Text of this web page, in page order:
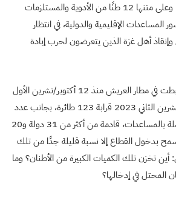
الماضي، قادمة من الأردن، وعلى متنها 12 طنًا من الأدوية والمستلزمات
المساعدات الإقليمية والدولية، في انتظار
وإنقاذ أهل غزة الذين يتعرضون لحرب إبادة
وبلغ عدد الطائرات التي هبطت في مطار العريش منذ 12 أكتوبر/تشرين الأول
2023 وحتى 14 نوفمبر/تشرين الثاني 2023 قرابة 123 طائرة، بجانب عدد
من السفن البحرية، المحملة بالمساعدات، قادمة من أكثر من 31 دولة و20
بدخول القطاع إلا نسبة قليلة جدًا من تلك
أين تخزن تلك الكميات الكبيرة من الأطنان؟ وما
المحتل في إدخالها؟